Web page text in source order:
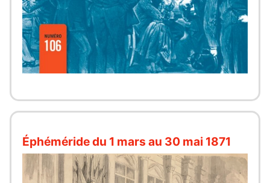
Éphéméride du 1 mars au 30 mai 1871